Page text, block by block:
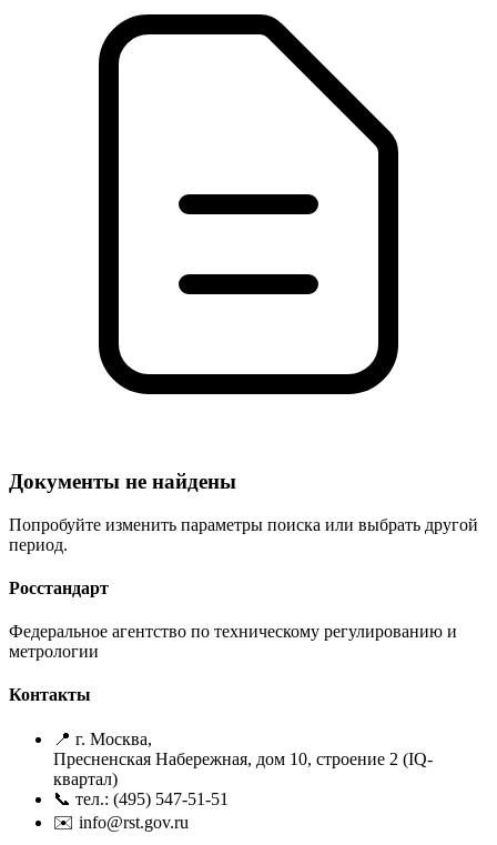
Документы не найдены
Попробуйте изменить параметры поиска или выбрать другой
период.
Росстандарт
Федеральное агентство по техническому регулированию и
метрологии
Контакты
📍 г. Москва,
Пресненская Набережная, дом 10, строение 2 (IQ-
квартал)
📞 тел.: (495) 547-51-51
✉️ info@rst.gov.ru